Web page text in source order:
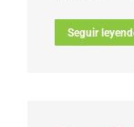
Seguir